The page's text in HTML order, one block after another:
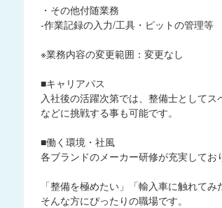
・その他付随業務
-作業記録の入力/工具・ピットの管理等
※業務内容の変更範囲：変更なし
■キャリアパス
入社後の活躍次第では、整備士として
などに挑戦する事も可能です。
■働く環境・社風
各ブランドのメーカー研修が充実してお
「整備を極めたい」「輸入車に触れて
そんな方にぴったりの職場です。